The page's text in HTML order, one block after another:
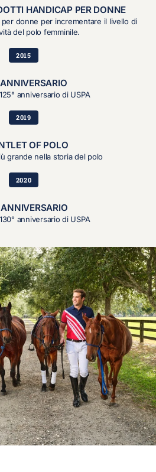
HANDICAP PER DONNE
donne per incrementare il livello di
del polo femminile.
2015
anniversario di USPA
2019
OF POLO
grande nella storia del polo
2020
anniversario di USPA